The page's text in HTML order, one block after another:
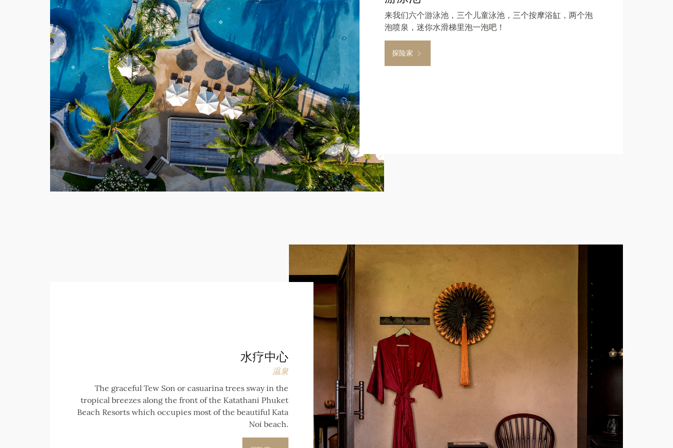
来我们六个游泳池，三个儿童泳池，三个按摩浴缸，两个泡
泡喷泉，迷你水滑梯里泡一泡吧！
探险家
水疗中心
温泉
The graceful Tew Son or casuarina trees sway in the
tropical breezes along the front of the Katathani Phuket
Beach Resorts which occupies most of the beautiful Kata
Noi beach.